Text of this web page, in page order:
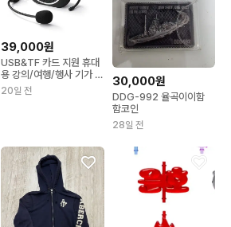
39,000원
USB&TF 카드 지원 휴대
용 강의/여행/행사 기가 마
이크로폰
20일 전
30,000원
DDG-992 율곡이이함
함코인
28일 전